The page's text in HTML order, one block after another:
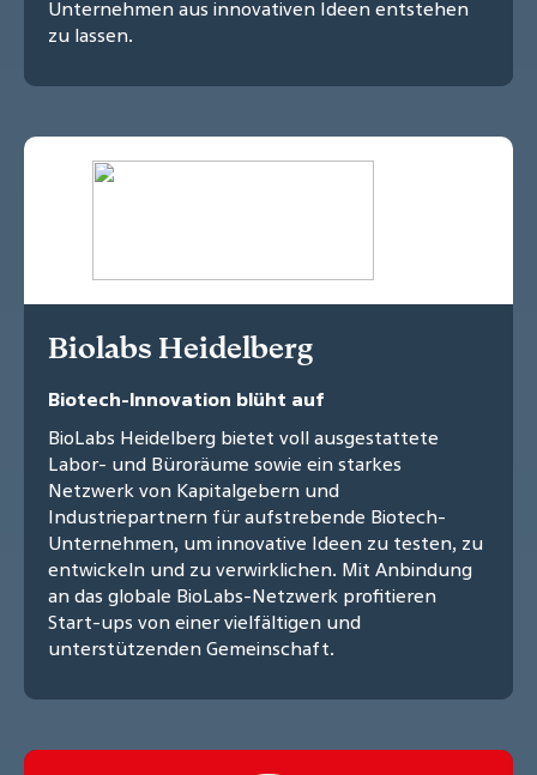
Unternehmen aus innovativen Ideen entstehen
zu lassen.
Biolabs Heidelberg
Biotech-Innovation blüht auf
BioLabs Heidelberg bietet voll ausgestattete
Labor- und Büroräume sowie ein starkes
Netzwerk von Kapitalgebern und
Industriepartnern für aufstrebende Biotech-
Unternehmen, um innovative Ideen zu testen, zu
entwickeln und zu verwirklichen. Mit Anbindung
an das globale BioLabs-Netzwerk profitieren
Start-ups von einer vielfältigen und
unterstützenden Gemeinschaft.